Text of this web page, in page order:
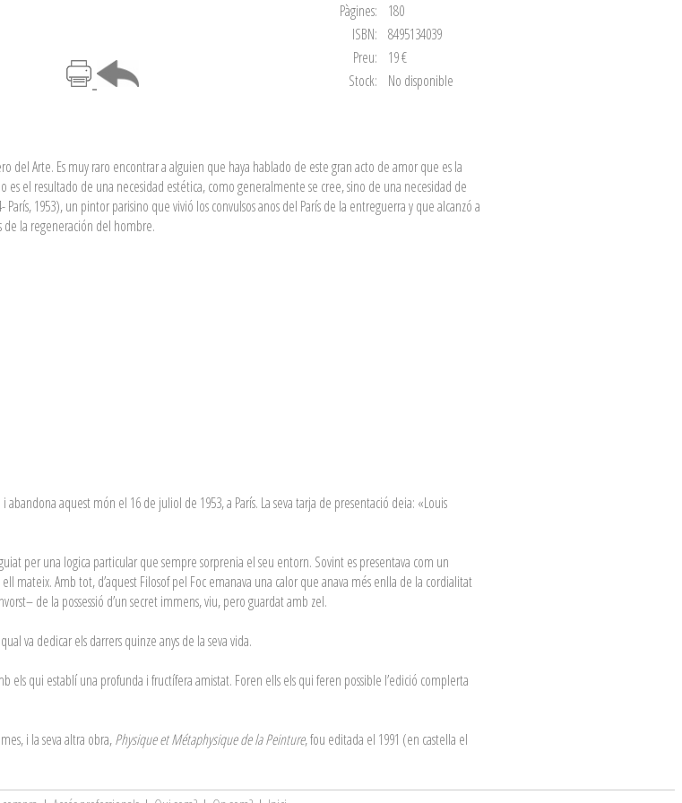
Pàgines:
180
ISBN: 8495134039
Preu:
19 €
Stock:
No disponible
del Arte. Es muy raro encontrar a alguien que haya hablado de este gran acto de amor que es la
el resultado de una necesidad estética, como generalmente se cree, sino de una necesidad de
1953), un pintor parisino que vivió los convulsos anos del París de la entreguerra y que alcanzó a
de la regeneración del hombre.
abandona aquest món el 16 de juliol de 1953, a París. La seva tarja de presentació deia: «Louis
per una logica particular que sempre sorprenia el seu entorn. Sovint es presentava com un
mateix. Amb tot, d’aquest Filosof pel Foc emanava una calor que anava més enlla de la cordialitat
de la possessió d’un secret immens, viu, pero guardat amb zel.
va dedicar els darrers quinze anys de la seva vida.
els qui establí una profunda i fructífera amistat. Foren ells els qui feren possible l’edició complerta
i la seva altra obra,Physique et Métaphysique de la Peinture, fou editada el 1991 (en castella el